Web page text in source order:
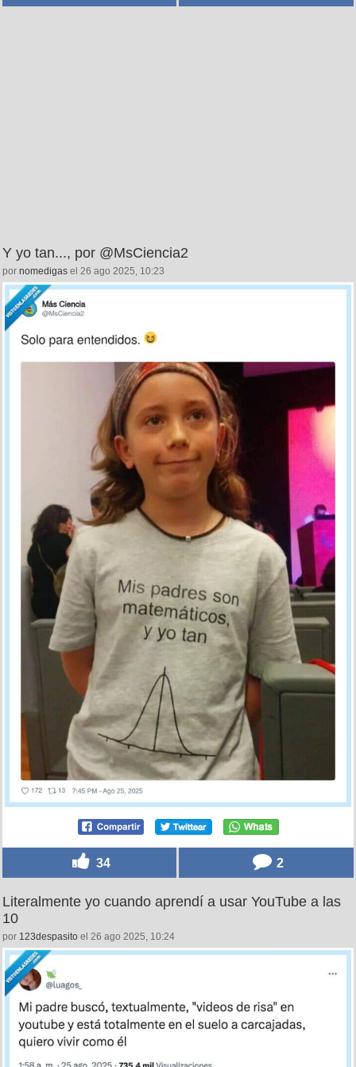
Y yo tan..., por @MsCiencia2
por nomedigas el 26 ago 2025, 10:23
34 2
Literalmente yo cuando aprendí a usar YouTube a las
10
por 123despasito el 26 ago 2025, 10:24